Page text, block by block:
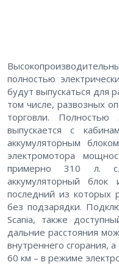
полностью
будут выпускаться для
том числе, развозных
торговли. Полностью
выпускается с
аккумуляторным
электромотора
примерно 310 л. с.
аккумуляторный
последний из которых
без подзарядки.
Scania, также
дальние расстояния
внутреннего сгорания,
60 км – в режиме